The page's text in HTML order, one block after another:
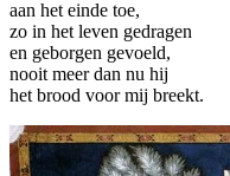
aan het einde toe,
zo in het leven gedragen
en geborgen gevoeld,
nooit meer dan nu hij
het brood voor mij breekt.